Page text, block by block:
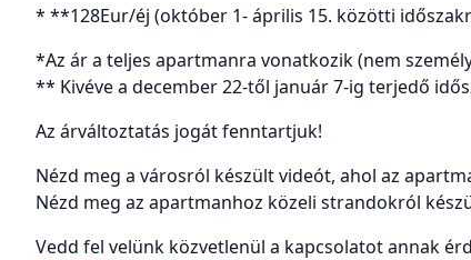
* **128Eur/éj (október 1- április 15. közötti
*Az ár a teljes apartmanra vonatkozik (nem
** Kivéve a december 22-től január 7-ig terjedő
Az árváltoztatás jogát fenntartjuk!
Nézd meg a városról készült videót, ahol az
Nézd meg az apartmanhoz közeli strandokról
Vedd fel velünk közvetlenül a kapcsolatot annak